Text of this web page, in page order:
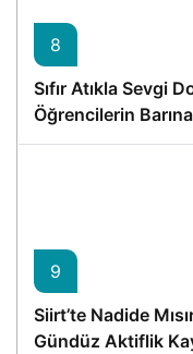
8
Sıfır Atıkla Sevgi
Öğrencilerin
Proje
9
Siirt’te Nadide
Gündüz Aktiflik